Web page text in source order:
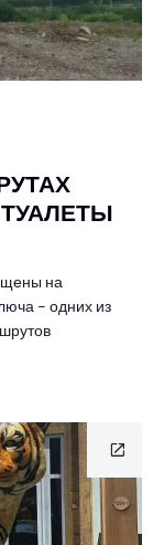
на
– одних из